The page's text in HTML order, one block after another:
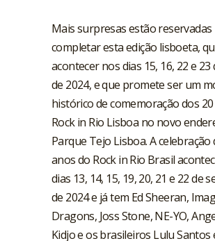
Mais surpresas estão reservadas
completar esta edição lisboeta,
acontecer nos dias 15, 16, 22 e
de 2024, e que promete ser um
histórico de comemoração dos
Rock in Rio Lisboa no novo
Parque Tejo Lisboa. A celebração
anos do Rock in Rio Brasil
dias 13, 14, 15, 19, 20, 21 e 22 de
de 2024 e já tem Ed Sheeran,
Dragons, Joss Stone, NE-YO,
Kidjo e os brasileiros Lulu Santos